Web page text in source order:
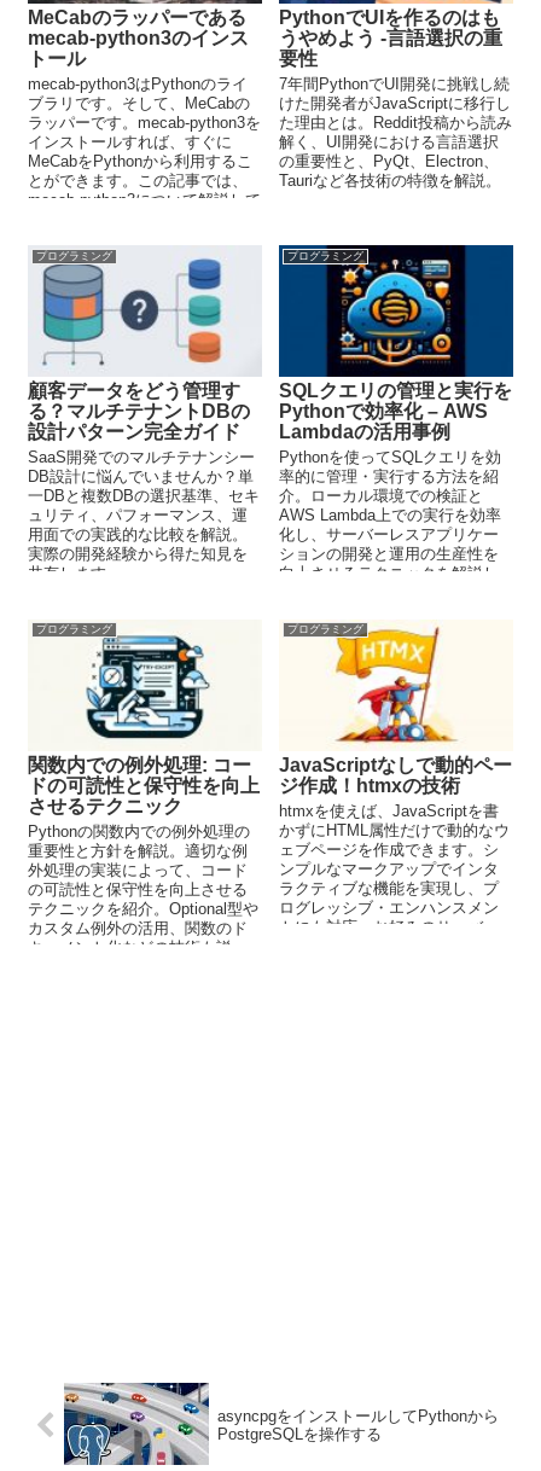
MeCabのラッパーである
mecab-python3のインス
トール
mecab-python3はPythonのライ
ブラリです。そして、MeCabの
ラッパーです。mecab-python3を
インストールすれば、すぐに
MeCabをPythonから利用するこ
とができます。この記事では、
mecab-python3について解説して
PythonでUIを作るのはも
うやめよう -言語選択の重
要性
7年間PythonでUI開発に挑戦し続
けた開発者がJavaScriptに移行し
た理由とは。Reddit投稿から読み
解く、UI開発における言語選択
の重要性と、PyQt、Electron、
Tauriなど各技術の特徴を解説。
プログラミング
顧客データをどう管理す
る？マルチテナントDBの
設計パターン完全ガイド
SaaS開発でのマルチテナンシー
DB設計に悩んでいませんか？単
一DBと複数DBの選択基準、セキ
ュリティ、パフォーマンス、運
用面での実践的な比較を解説。
実際の開発経験から得た知見を
共有します。
プログラミング
SQLクエリの管理と実行を
Pythonで効率化 – AWS
Lambdaの活用事例
Pythonを使ってSQLクエリを効
率的に管理・実行する方法を紹
介。ローカル環境での検証と
AWS Lambda上での実行を効率
化し、サーバーレスアプリケー
ションの開発と運用の生産性を
向上させるテクニックを解説し
プログラミング
関数内での例外処理: コー
ドの可読性と保守性を向上
させるテクニック
Pythonの関数内での例外処理の
重要性と方針を解説。適切な例
外処理の実装によって、コード
の可読性と保守性を向上させる
テクニックを紹介。Optional型や
カスタム例外の活用、関数のド
キュメント化などの技術も説
プログラミング
JavaScriptなしで動的ペー
ジ作成！htmxの技術
htmxを使えば、JavaScriptを書
かずにHTML属性だけで動的なウ
ェブページを作成できます。シ
ンプルなマークアップでインタ
ラクティブな機能を実現し、プ
ログレッシブ・エンハンスメン
トにも対応。お好みのサーバー
asyncpgをインストールしてPythonから
PostgreSQLを操作する